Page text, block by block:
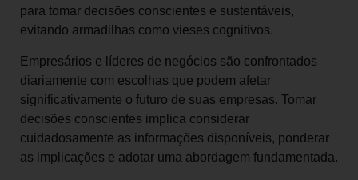
para tomar decisões conscientes e sustentáveis,
evitando armadilhas como vieses cognitivos.
Empresários e líderes de negócios são confrontados
diariamente com escolhas que podem afetar
significativamente o futuro de suas empresas. Tomar
decisões conscientes implica considerar
cuidadosamente as informações disponíveis, ponderar
as implicações e adotar uma abordagem fundamentada.